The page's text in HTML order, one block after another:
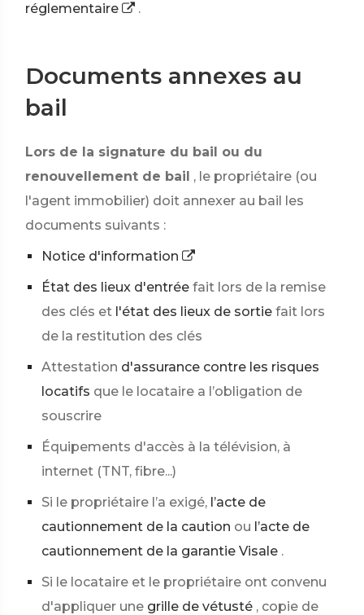
réglementaire
.
Documents annexes au
bail
Lors de la signature du bail ou du
renouvellement de bail , le propriétaire (ou
l'agent immobilier) doit annexer au bail les
documents suivants :
Notice d'information
État des lieux d'entrée fait lors de la remise
des clés et l'état des lieux de sortie fait lors
de la restitution des clés
Attestation d'assurance contre les risques
locatifs que le locataire a l’obligation de
souscrire
Équipements d'accès à la télévision, à
internet (TNT, fibre...)
Si le propriétaire l’a exigé, l’acte de
cautionnement de la caution ou l’acte de
cautionnement de la garantie Visale .
Si le locataire et le propriétaire ont convenu
d'appliquer une grille de vétusté , copie de